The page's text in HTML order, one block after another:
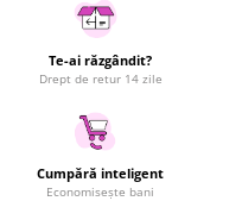
Te-ai răzgândit?
Drept de retur 14 zile
Cumpără inteligent
Economisește bani